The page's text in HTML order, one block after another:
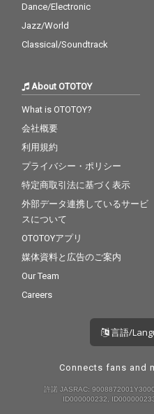
Dance/Electronic
Jazz/World
Classical/Soundtrack
About OTOTOY
What is OTOTOY?
会社概要
利用規約
プライバシー・ポリシー
特定商取引法に基づく表示
外部データ連携しているサービ
スについて
OTOTOYアプリ
媒体資料と広告のご案内
Our Team
Careers
言語/
Connects fans and
許諾 JASRAC:
ID000000232,